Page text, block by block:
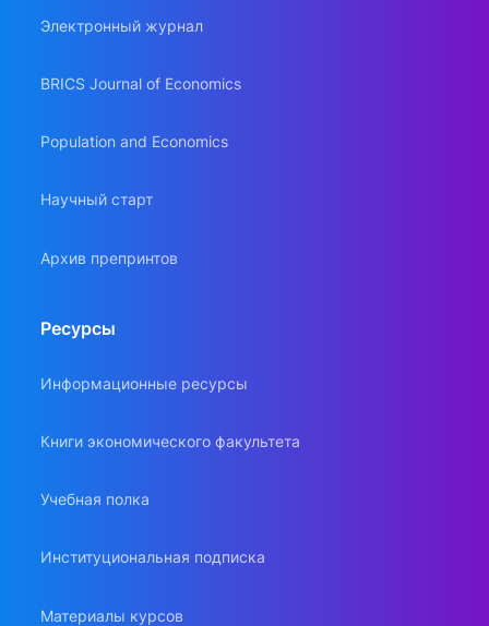
Электронный журнал
BRICS Journal of Economics
Population and Economics
Научный старт
Архив препринтов
Ресурсы
Информационные ресурсы
Книги экономического факультета
Учебная полка
Институциональная подписка
Материалы курсов